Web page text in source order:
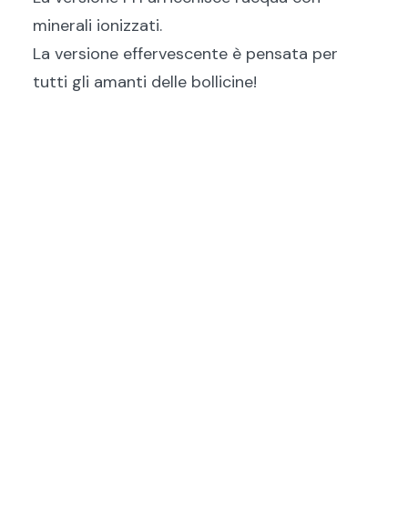
minerali ionizzati.
La versione effervescente è pensata per
tutti gli amanti delle bollicine!